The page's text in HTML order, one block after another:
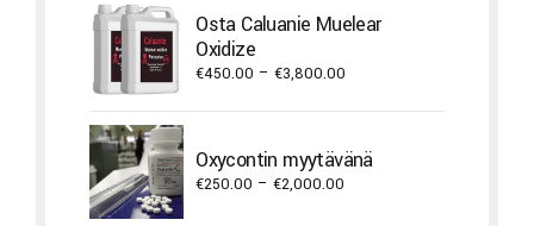
through
€3,000.00
Osta Caluanie Muelear
Oxidize
€450.00 – €3,800.00
through
€3,800.00
Oxycontin myytävänä
€250.00 – €2,000.00